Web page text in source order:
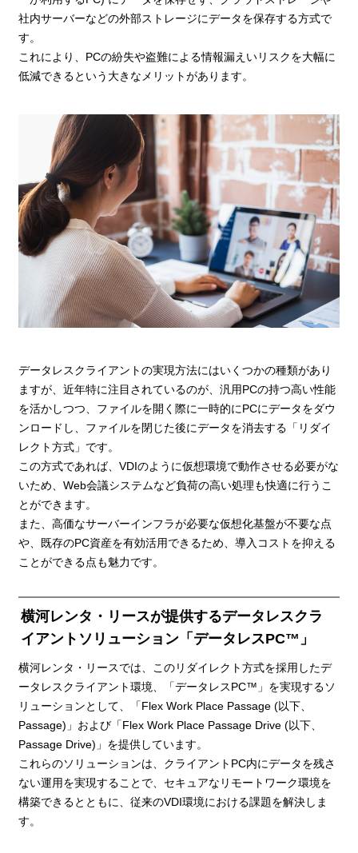
社内サーバーなどの外部ストレージにデータを保存する方式で
す。
これにより、PCの紛失や盗難による情報漏えいリスクを大幅に
低減できるという大きなメリットがあります。
データレスクライアントの実現方法にはいくつかの種類があり
ますが、近年特に注目されているのが、汎用PCの持つ高い性能
を活かしつつ、ファイルを開く際に一時的にPCにデータをダウ
ンロードし、ファイルを閉じた後にデータを消去する「リダイ
レクト方式」です。
この方式であれば、VDIのように仮想環境で動作させる必要がな
いため、Web会議システムなど負荷の高い処理も快適に行うこ
とができます。
また、高価なサーバーインフラが必要な仮想化基盤が不要な点
や、既存のPC資産を有効活用できるため、導入コストを抑える
ことができる点も魅力です。
横河レンタ・リースが提供するデータレスクラ
イアントソリューション「データレスPC™」
横河レンタ・リースでは、このリダイレクト方式を採用したデ
ータレスクライアント環境、「データレスPC™」を実現するソ
リューションとして、「Flex Work Place Passage (以下、
Passage)」および「Flex Work Place Passage Drive (以下、
Passage Drive)」を提供しています。
これらのソリューションは、クライアントPC内にデータを残さ
ない運用を実現することで、セキュアなリモートワーク環境を
構築できるとともに、従来のVDI環境における課題を解決しま
す。